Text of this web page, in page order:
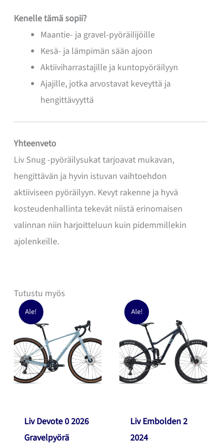
Kenelle tämä sopii?
Maantie- ja gravel-pyöräilijöille
Kesä- ja lämpimän sään ajoon
Aktiiviharrastajille ja kuntopyöräilyyn
Ajajille, jotka arvostavat keveyttä ja
hengittävyyttä
Yhteenveto
Liv Snug -pyöräilysukat tarjoavat mukavan,
hengittävän ja hyvin istuvan vaihtoehdon
aktiiviseen pyöräilyyn. Kevyt rakenne ja hyvä
kosteudenhallinta tekevät niistä erinomaisen
valinnan niin harjoitteluun kuin pidemmillekin
ajolenkeille.
Tutustu myös
Ale!
Liv Devote 0 2026
Gravelpyörä
Ale!
Liv Embolden 2
2024